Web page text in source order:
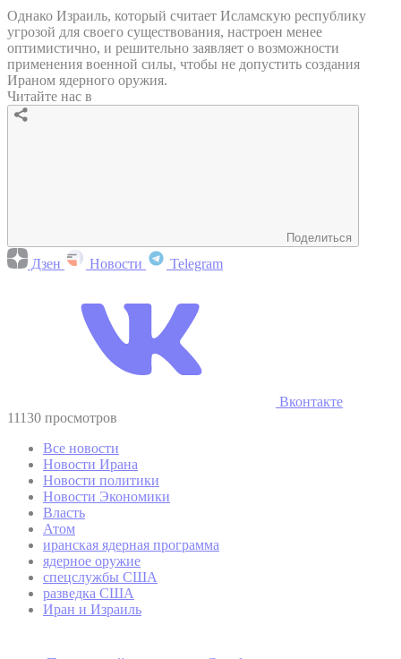
Однако Израиль, который считает Исламскую республику
угрозой для своего существования, настроен менее
оптимистично, и решительно заявляет о возможности
применения военной силы, чтобы не допустить создания
Ираном ядерного оружия.
Читайте нас в
Поделиться
Дзен Новости Telegram
Вконтакте
11130 просмотров
Все новости
Новости Ирана
Новости политики
Новости Экономики
Власть
Атом
иранская ядерная программа
ядерное оружие
спецслужбы США
разведка США
Иран и Израиль